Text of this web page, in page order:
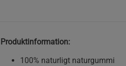
Produktinformation:
100% naturligt naturgummi